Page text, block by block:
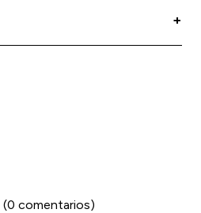
(0 comentarios)